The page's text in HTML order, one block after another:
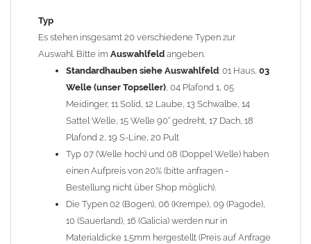
Ihrem zuständigen
Hinweis: FürKaminhaubenundKaminabdeckungenkönnen wir
Nachnahme anbieten!
Lieferzeit: ca. 1-2 Wochen nach Zahlungseingang
Sonderanfertigung: Die Kaminhaube wird kundenspezifisch
angefertigt - keine Rücknahme möglich!
Zum Bild vergößern, bitte auf das Bild klicken!
Typ
Es stehen insgesamt 20 verschiedene Typen zur
Auswahl. Bitte im Auswahlfeld angeben.
Standardhauben siehe Auswahlfeld: 01 Haus, 03
Welle (unser Topseller), 04 Plafond 1, 05
Meidinger, 11 Solid, 12 Laube, 13 Schwalbe, 14
Sattel Welle, 15 Welle 90° gedreht, 17 Dach, 18
Plafond 2, 19 S-Line, 20 Pult
Typ 07 (Welle hoch) und 08 (Doppel Welle) haben
einen Aufpreis von 20% (bitte anfragen -
Bestellung nicht über Shop möglich).
Die Typen 02 (Bogen), 06 (Krempe), 09 (Pagode),
10 (Sauerland), 16 (Galicia) werden nur in
Materialdicke 1,5mm hergestellt (Preis auf Anfrage